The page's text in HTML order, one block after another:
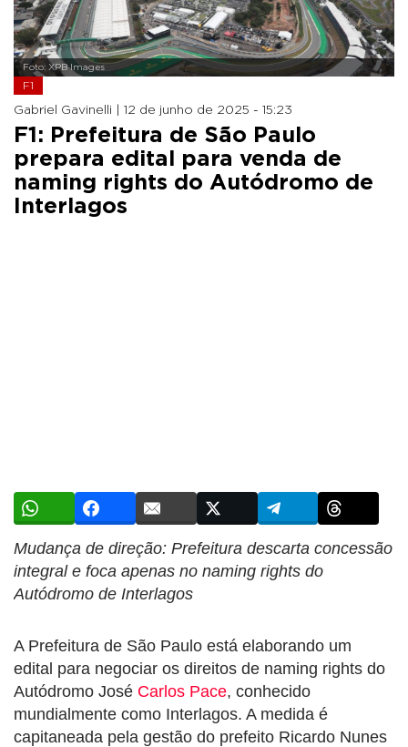
Foto: XPB Images
F1
Gabriel Gavinelli | 12 de junho de 2025 - 15:23
F1: Prefeitura de São Paulo
prepara edital para venda de
naming rights do Autódromo de
Interlagos
Mudança de direção: Prefeitura descarta concessão
integral e foca apenas no naming rights do
Autódromo de Interlagos
A Prefeitura de São Paulo está elaborando um
edital para negociar os direitos de naming rights do
Autódromo José Carlos Pace, conhecido
mundialmente como Interlagos. A medida é
capitaneada pela gestão do prefeito Ricardo Nunes